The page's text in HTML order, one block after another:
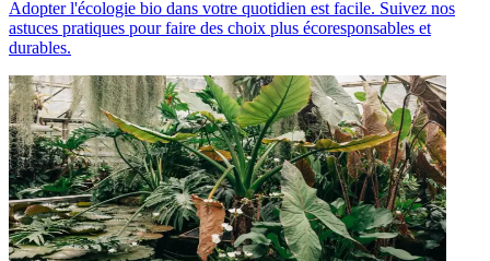
Adopter l'écologie bio dans votre quotidien est facile. Suivez nos
astuces pratiques pour faire des choix plus écoresponsables et
durables.